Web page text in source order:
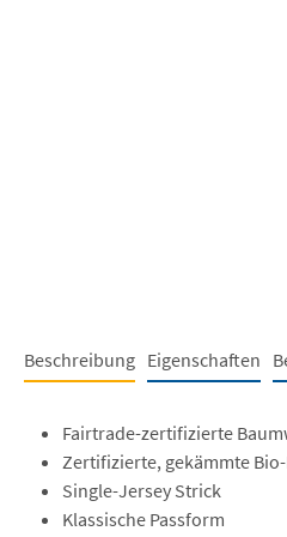
Beschreibung Eigenschaften
Fairtrade-zertifizierte
Zertifizierte, gekämmte
Single-Jersey Strick
Klassische Passform